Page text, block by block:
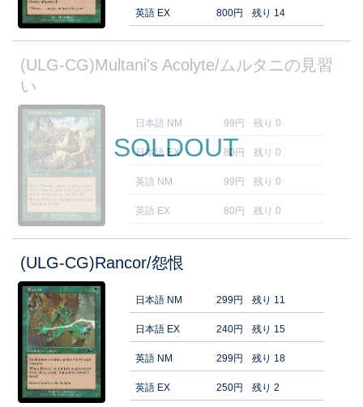
英語 EX 800円 残り 14
(ULG-CG)Multani's Acolyte/ムルタニの見習
い
日本語 NM 99円 残り 0
日本語 EX 80円 残り 0
英語 NM 99円 残り 0
英語 EX 80円 残り 0
SOLDOUT
(ULG-CG)Rancor/怨恨
日本語 NM 299円 残り 11
日本語 EX 240円 残り 15
英語 NM 299円 残り 18
英語 EX 250円 残り 2